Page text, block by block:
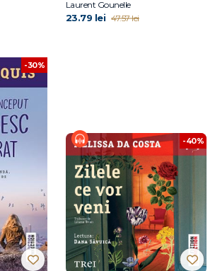
Laurent Gounelle
23.79 lei 47.57 lei
-30%
-40%